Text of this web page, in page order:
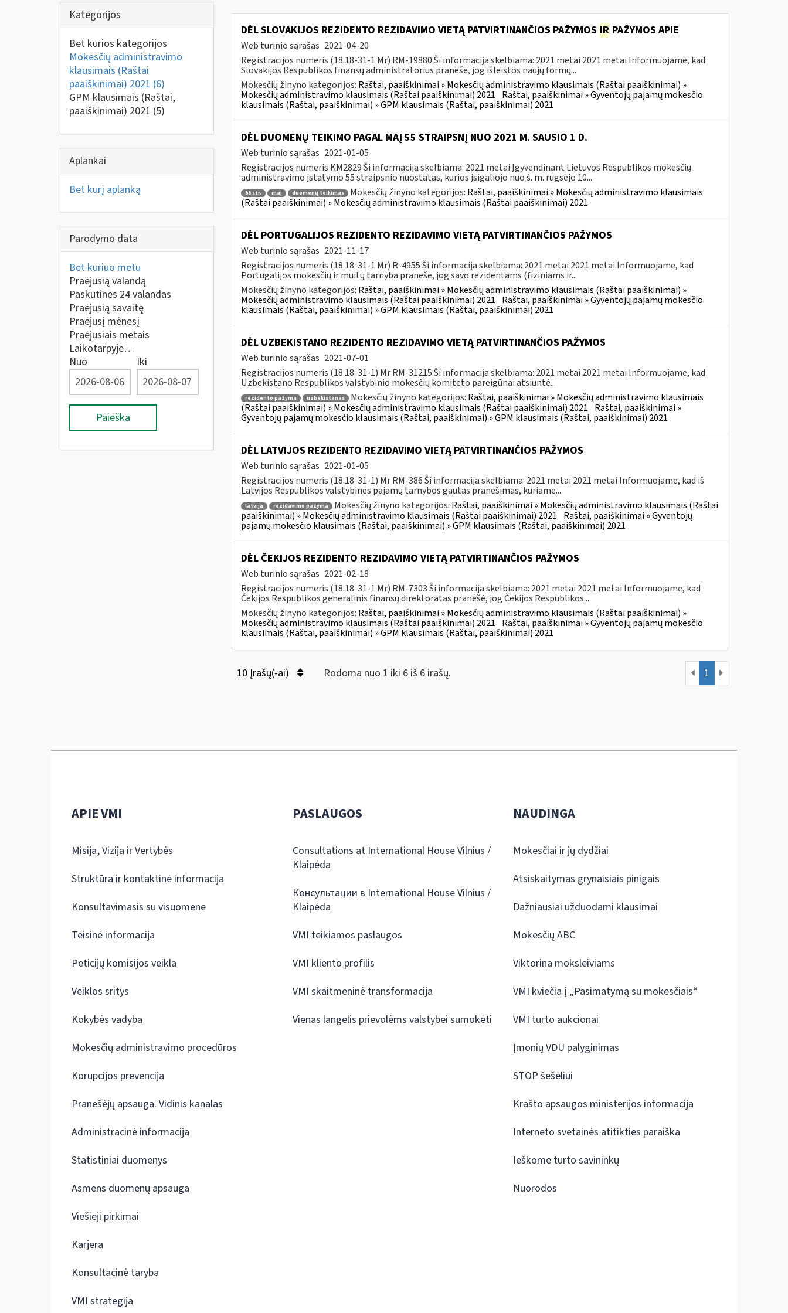
Kategorijos
Bet kurios kategorijos
Mokesčių administravimo
klausimais (Raštai
paaiškinimai) 2021 (6)
GPM klausimais (Raštai,
paaiškinimai) 2021 (5)
Aplankai
Bet kurį aplanką
Parodymo data
Bet kuriuo metu
Praėjusią valandą
Paskutines 24 valandas
Praėjusią savaitę
Praėjusį mėnesį
Praėjusiais metais
Laikotarpyje…
Nuo
Iki
Paieška
DĖL SLOVAKIJOS REZIDENTO REZIDAVIMO VIETĄ PATVIRTINANČIOS PAŽYMOS IR PAŽYMOS APIE
Web turinio sąrašas 2021-04-20
Registracijos numeris (18.18-31-1 Mr) RM-19880 Ši informacija skelbiama: 2021 metai 2021 metai Informuojame, kad
Slovakijos Respublikos finansų administratorius pranešė, jog išleistos naujų formų...
Mokesčių žinyno kategorijos: Raštai, paaiškinimai » Mokesčių administravimo klausimais (Raštai paaiškinimai) »
Mokesčių administravimo klausimais (Raštai paaiškinimai) 2021 Raštai, paaiškinimai » Gyventojų pajamų mokesčio
klausimais (Raštai, paaiškinimai) » GPM klausimais (Raštai, paaiškinimai) 2021
DĖL DUOMENŲ TEIKIMO PAGAL MAĮ 55 STRAIPSNĮ NUO 2021 M. SAUSIO 1 D.
Web turinio sąrašas 2021-01-05
Registracijos numeris KM2829 Ši informacija skelbiama: 2021 metai Įgyvendinant Lietuvos Respublikos mokesčių
administravimo įstatymo 55 straipsnio nuostatas, kurios įsigaliojo nuo š. m. rugsėjo 10...
55 str. maį duomenų teikimas Mokesčių žinyno kategorijos: Raštai, paaiškinimai » Mokesčių administravimo klausimais
(Raštai paaiškinimai) » Mokesčių administravimo klausimais (Raštai paaiškinimai) 2021
DĖL PORTUGALIJOS REZIDENTO REZIDAVIMO VIETĄ PATVIRTINANČIOS PAŽYMOS
Web turinio sąrašas 2021-11-17
Registracijos numeris (18.18-31-1 Mr) R-4955 Ši informacija skelbiama: 2021 metai 2021 metai Informuojame, kad
Portugalijos mokesčių ir muitų tarnyba pranešė, jog savo rezidentams (fiziniams ir...
Mokesčių žinyno kategorijos: Raštai, paaiškinimai » Mokesčių administravimo klausimais (Raštai paaiškinimai) »
Mokesčių administravimo klausimais (Raštai paaiškinimai) 2021 Raštai, paaiškinimai » Gyventojų pajamų mokesčio
klausimais (Raštai, paaiškinimai) » GPM klausimais (Raštai, paaiškinimai) 2021
DĖL UZBEKISTANO REZIDENTO REZIDAVIMO VIETĄ PATVIRTINANČIOS PAŽYMOS
Web turinio sąrašas 2021-07-01
Registracijos numeris (18.18-31-1) Mr RM-31215 Ši informacija skelbiama: 2021 metai 2021 metai Informuojame, kad
Uzbekistano Respublikos valstybinio mokesčių komiteto pareigūnai atsiuntė...
rezidento pažyma uzbekistanas Mokesčių žinyno kategorijos: Raštai, paaiškinimai » Mokesčių administravimo klausimais
(Raštai paaiškinimai) » Mokesčių administravimo klausimais (Raštai paaiškinimai) 2021 Raštai, paaiškinimai »
Gyventojų pajamų mokesčio klausimais (Raštai, paaiškinimai) » GPM klausimais (Raštai, paaiškinimai) 2021
DĖL LATVIJOS REZIDENTO REZIDAVIMO VIETĄ PATVIRTINANČIOS PAŽYMOS
Web turinio sąrašas 2021-01-05
Registracijos numeris (18.18-31-1) Mr RM-386 Ši informacija skelbiama: 2021 metai 2021 metai Informuojame, kad iš
Latvijos Respublikos valstybinės pajamų tarnybos gautas pranešimas, kuriame...
latvija rezidavimo pažyma Mokesčių žinyno kategorijos: Raštai, paaiškinimai » Mokesčių administravimo klausimais (Raštai
paaiškinimai) » Mokesčių administravimo klausimais (Raštai paaiškinimai) 2021 Raštai, paaiškinimai » Gyventojų
pajamų mokesčio klausimais (Raštai, paaiškinimai) » GPM klausimais (Raštai, paaiškinimai) 2021
DĖL ČEKIJOS REZIDENTO REZIDAVIMO VIETĄ PATVIRTINANČIOS PAŽYMOS
Web turinio sąrašas 2021-02-18
Registracijos numeris (18.18-31-1 Mr) RM-7303 Ši informacija skelbiama: 2021 metai 2021 metai Informuojame, kad
Čekijos Respublikos generalinis finansų direktoratas pranešė, jog Čekijos Respublikos...
Mokesčių žinyno kategorijos: Raštai, paaiškinimai » Mokesčių administravimo klausimais (Raštai paaiškinimai) »
Mokesčių administravimo klausimais (Raštai paaiškinimai) 2021 Raštai, paaiškinimai » Gyventojų pajamų mokesčio
klausimais (Raštai, paaiškinimai) » GPM klausimais (Raštai, paaiškinimai) 2021
10 Įrašų(-ai) Rodoma nuo 1 iki 6 iš 6 irašų. 1
APIE VMI
Misija, Vizija ir Vertybės
Struktūra ir kontaktinė informacija
Konsultavimasis su visuomene
Teisinė informacija
Peticijų komisijos veikla
Veiklos sritys
Kokybės vadyba
Mokesčių administravimo procedūros
Korupcijos prevencija
Pranešėjų apsauga. Vidinis kanalas
Administracinė informacija
Statistiniai duomenys
Asmens duomenų apsauga
Viešieji pirkimai
Karjera
Konsultacinė taryba
VMI strategija
PASLAUGOS
Consultations at International House Vilnius /
Klaipėda
Консультации в International House Vilnius /
Klaipėda
VMI teikiamos paslaugos
VMI kliento profilis
VMI skaitmeninė transformacija
Vienas langelis prievolėms valstybei sumokėti
NAUDINGA
Mokesčiai ir jų dydžiai
Atsiskaitymas grynaisiais pinigais
Dažniausiai užduodami klausimai
Mokesčių ABC
Viktorina moksleiviams
VMI kviečia į „Pasimatymą su mokesčiais“
VMI turto aukcionai
Įmonių VDU palyginimas
STOP šešėliui
Krašto apsaugos ministerijos informacija
Interneto svetainės atitikties paraiška
Ieškome turto savininkų
Nuorodos